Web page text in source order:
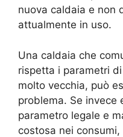
nuova caldaia e non
attualmente in uso.
Una caldaia che
rispetta i parametri
molto vecchia, può
problema. Se invece
parametro legale e
costosa nei